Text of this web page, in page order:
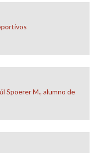
Spoerer M., alumno de